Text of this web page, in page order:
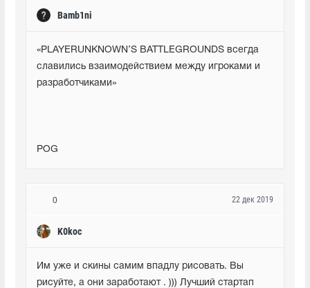
Bamb1ni
«PLAYERUNKNOWN’S BATTLEGROUNDS всегда
славились взаимодействием между игроками и
разработчиками»
POG
0
K0koc
22 дек 2019
Им уже и скины самим впадлу рисовать. Вы
рисуйте, а они заработают . ))) Лучший стартап